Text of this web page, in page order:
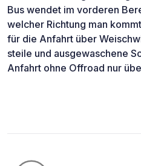
Bus wendet im vorderen
welcher Richtung man
für die Anfahrt über
steile und ausgewaschene
Anfahrt ohne Offroad nur